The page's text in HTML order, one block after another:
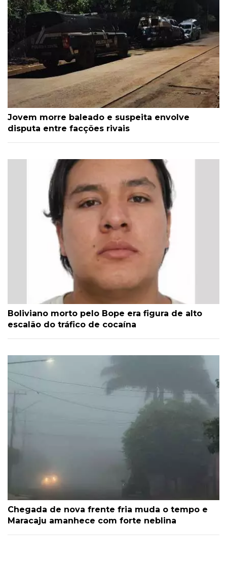
Jovem morre baleado e suspeita envolve
disputa entre facções rivais
Boliviano morto pelo Bope era figura de alto
escalão do tráfico de cocaína
Chegada de nova frente fria muda o tempo e
Maracaju amanhece com forte neblina